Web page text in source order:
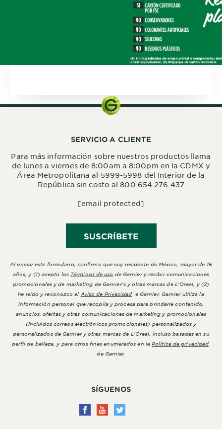
SÍGUENOS
SERVICIO A CLIENTE
Para más información sobre nuestros productos llama
de lunes a viernes de 8:00am a 8:00pm en la CDMX y
Área Metropolitana al 5999-5998 del Interior de la
República sin costo al 800 654 276 437
[email protected]
SUSCRÍBETE
Al enviar este formulario, confirmo que soy residente de México, mayor de 16
años, y (1) acepto los Términos de uso de Garnier y recibir comunicaciones
promocionales y de marketing de Garnier's y otras marcas de L'Oreal, y (2)
he leído y reconozco el Aviso de Privacidade Garnier. Garnier utiliza la
información personal que recopila y procesa para brindarle contenido,
anuncios, ofertas y otras comunicaciones de marketing y promocionales
(incluidos correos electrónicos promocionales) personalizados y
personalizados de Garnier y otras marcas de L'Oreal, incluso basadas en su
perfil de belleza, y para otros fines enumerados en laPolítica de privacidad
de Garnier.